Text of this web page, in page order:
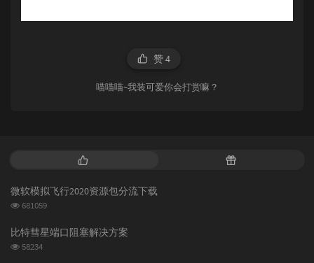
赞4
喵喵喵~我装可爱你会打赏嘛？
文
章
随
微软模拟飞行2020资源包分流下载
浏
次
数:
681059
比特彗星端口阻塞解决方案
浏
58234